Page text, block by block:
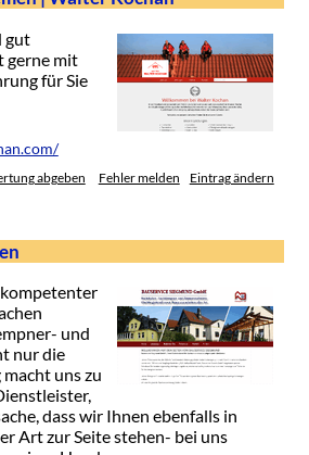
gut
gerne mit
für Sie
abgeben Fehler melden Eintrag ändern
und
nur die
uns zu
dass wir Ihnen ebenfalls in
Art zur Seite stehen- bei uns